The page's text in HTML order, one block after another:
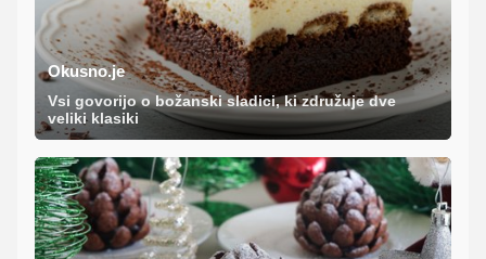
Okusno.je
Vsi govorijo o božanski sladici, ki združuje dve
veliki klasiki